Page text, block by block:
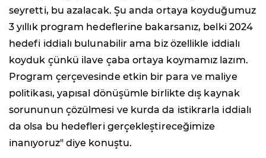
seyretti, bu azalacak. Şu anda ortaya koyduğumuz
3 yıllık program hedeflerine bakarsanız, belki 2024
hedefi iddialı bulunabilir ama biz özellikle iddialı
koyduk çünkü ilave çaba ortaya koymamız lazım.
Program çerçevesinde etkin bir para ve maliye
politikası, yapısal dönüşümle birlikte dış kaynak
sorununun çözülmesi ve kurda da istikrarla iddialı
da olsa bu hedefleri gerçekleştireceğimize
inanıyoruz" diye konuştu.